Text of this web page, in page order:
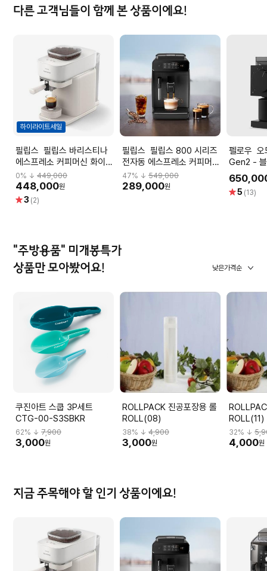
다른 고객님들이 함께 본 상품이에요!
하이라이트세일
필립스 필립스 바리스티나
에스프레소 커피머신 화이트
BAR-300_00
0% ↓ 449,000
448,000원
별3 (2)
필립스 필립스 800 시리즈
전자동 에스프레소 커피머신
EP-0820/00
47% ↓549,000
289,000원
펠로우 오드 브루 그라인더
Gen2 -
별5 (13)
"주방용품" 미개봉특가
상품만 모아봤어요!
낮은가격순
쿠진아트 스쿱 3P세트
CTG-00-S3SBKR
62% ↓ 7,900
3,000원
ROLLPACK 진공포장용 롤
ROLL(08)
38% ↓4,900
3,000원
ROLL(11)
32% ↓
4,000원
지금 주목해야 할 인기 상품이에요!